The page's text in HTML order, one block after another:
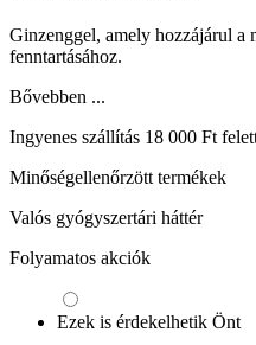
Ginzenggel, amely hozzájárul a
fenntartásához.
Bővebben ...
Ingyenes szállítás 18 000 Ft
Minőségellenőrzött termékek
Valós gyógyszertári háttér
Folyamatos akciók
Ezek is érdekelhetik Önt